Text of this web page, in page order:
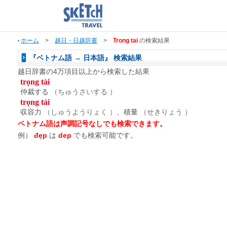
ホーム > 越日・日越辞書 > Trong tai の検索結果
『ベトナム語 → 日本語』 検索結果
越日辞書の4万項目以上から検索した結果
trọng tài
仲裁する （ちゅうさいする ）
trọng tải
収容力 （しゅうようりょく ） 、積量 （せきりょう ）
ベトナム語は声調記号なしでも検索できます。
例）
đẹp は dep でも検索可能です。